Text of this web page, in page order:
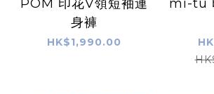
POM 印花V領短袖連
身褲
HK$1,990.00
mi-tu